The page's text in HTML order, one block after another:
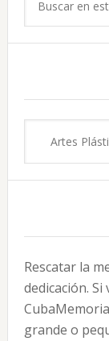
Rescatar la
dedicación.
grande o